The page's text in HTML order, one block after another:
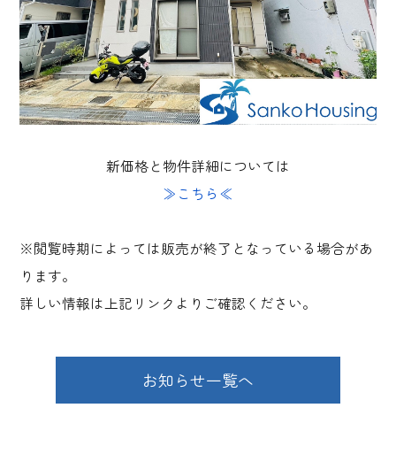
新価格と物件詳細については
≫こちら≪
※閲覧時期によっては販売が終了となっている場合があ
ります。
詳しい情報は上記リンクよりご確認ください。
お知らせ一覧へ